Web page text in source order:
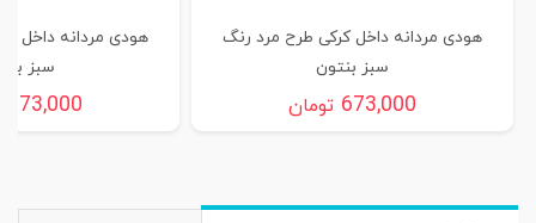
هودی مردانه داخل کرکی طرح مرد رنگ
سبز بنتون
673,000 تومان
هودی مردانه داخل
سبز
673,000